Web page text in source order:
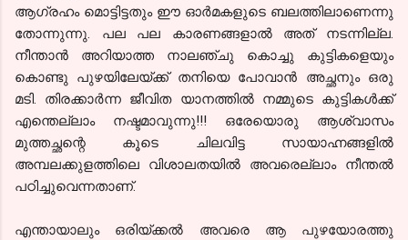
ആഗ്രഹം മൊട്ടിട്ടതും ഈ ഓര്‍മകളുടെ ബലത്തിലാണെന്നു
തോന്നുന്നു. പല പല കാരണങ്ങളാല്‍ അത് നടന്നില്ല.
നീന്താന്‍ അറിയാത്ത നാലഞ്ചു കൊച്ചു കുട്ടികളെയും
കൊണ്ടു പുഴയിലേയ്ക്ക് തനിയെ പോവാന്‍ അച്ഛനും ഒരു
മടി. തിരക്കാര്‍ന്ന ജീവിത യാനത്തില്‍ നമ്മുടെ കുട്ടികള്‍ക്ക്
എന്തെല്ലാം നഷ്ടമാവുന്നു!!! ഒരേയൊരു ആശ്വാസം
മുത്തച്ഛന്റെ കൂടെ ചിലവിട്ട സായാഹ്നങ്ങളില്‍
അമ്പലക്കുളത്തിലെ വിശാലതയില്‍ അവരെല്ലാം നീന്തല്‍
പഠിച്ചുവെന്നതാണ്.
എന്തായാലും ഒരിയ്ക്കല്‍ അവരെ ആ പുഴയോരത്തു